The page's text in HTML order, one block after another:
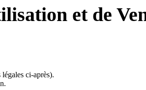
et de
ci-après).